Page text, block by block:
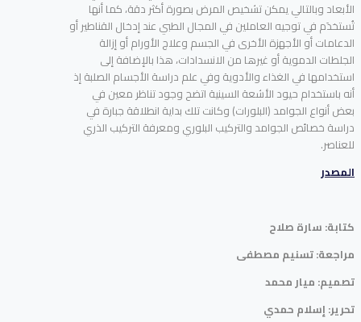
الأبعاد وبالتالي يمكن تشخيص المرض بصورة أكثر دقة، كما أنها
تُستخدَم في توجيه العاملين في المجال الطبي عند إدخال القناطير أو
الدعامات أو الأجهزة الأخرى في الجسم وعلاج الأورام أو إزالة
الجلطات الدموية أو غيرها من الانسدادات، هذا بالإضافة إلى
استخدامها في الغذاء والأدوية وفي علم دراسة الأجسام الصلبة إذ
أنه باستخدام حيود الأشعة السينية اتضح وجود تناظر معين في
بعض أنواع الجوامد (البلورات) وكانت تلك بداية انطلاقة جبارة في
دراسة خصائص الجوامد والتركيب البلوري ومعرفة التركيب الذري
للعناصر.
المصدر
كتابة: سارة صلاح
مراجعة: تسنيم مصطفى
تصميم: ميار محمد
تحرير: إسلام حمدي